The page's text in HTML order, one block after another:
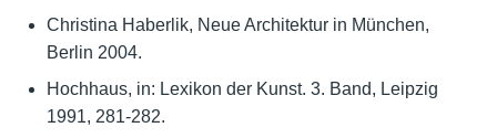
Christina Haberlik, Neue Architektur in München,
Berlin 2004.
Hochhaus, in: Lexikon der Kunst. 3. Band, Leipzig
1991, 281-282.